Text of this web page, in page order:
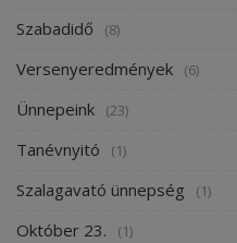
Szabadidő (8)
Versenyeredmények (6)
Ünnepeink (23)
Tanévnyitó (1)
Szalagavató ünnepség (1)
Október 23. (1)